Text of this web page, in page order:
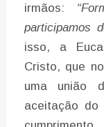
irmãos:
participamos
isso, a
Cristo, que
uma união
aceitação do